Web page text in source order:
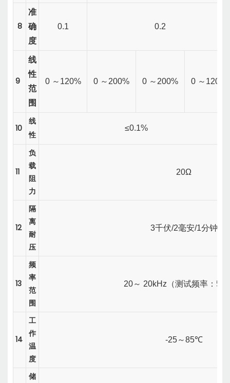
8
准
确
度
0.1 0.2
9
线
性
范
围
0 ～ 120% 0 ～ 200% 0 ～ 200% 0 ～ 120%
10
线
性
≤0.1%
11
负
载
阻
力
20Ω
12
隔
离
耐
压
3千伏/2毫安/1分钟
13
频
率
范
围
20～ 20kHz（测试频率：
14
工
作
温
度
-25～85℃
储